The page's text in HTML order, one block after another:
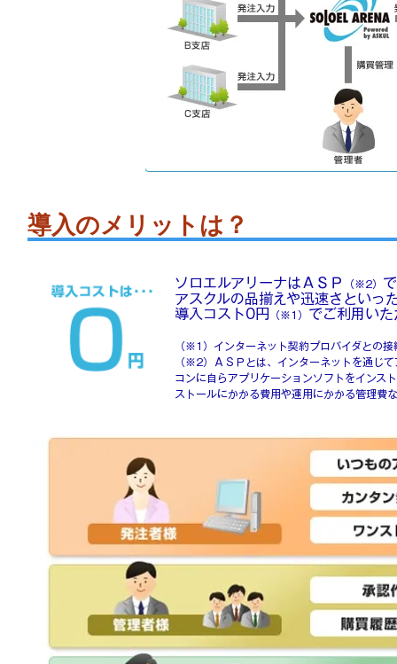
​導入のメリットは？
​ソロエルアリーナはＡＳＰ （※2）
アスクルの品揃えや迅速さといっ
導入コスト0円
（※1） でご利用いた
（※1）インターネット契約プロバイダとの
（※2）ＡＳＰとは、インターネットを通じ
コンに自らアプリケーションソフトをインス
ストールにかかる費用や運用にかかる管理費
（※1
）